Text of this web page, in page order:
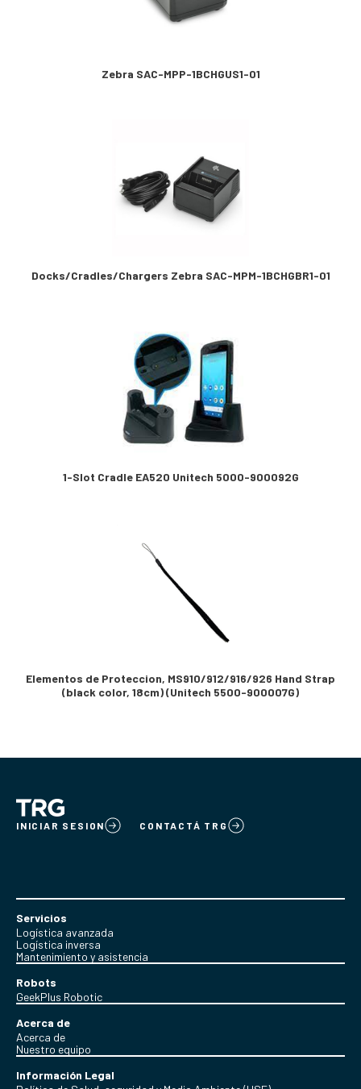
Zebra SAC-MPP-1BCHGUS1-01
Docks/Cradles/Chargers Zebra SAC-MPM-1BCHGBR1-01
1-Slot Cradle EA520 Unitech 5000-900092G
Elementos de Proteccion, MS910/912/916/926 Hand Strap
(black color, 18cm) (Unitech 5500-900007G)
INICIAR SESION CONTACTÁ TRG
Servicios
Logística avanzada
Logística inversa
Mantenimiento y asistencia
Robots
GeekPlus Robotic
Acerca de
Acerca de
Nuestro equipo
Información Legal